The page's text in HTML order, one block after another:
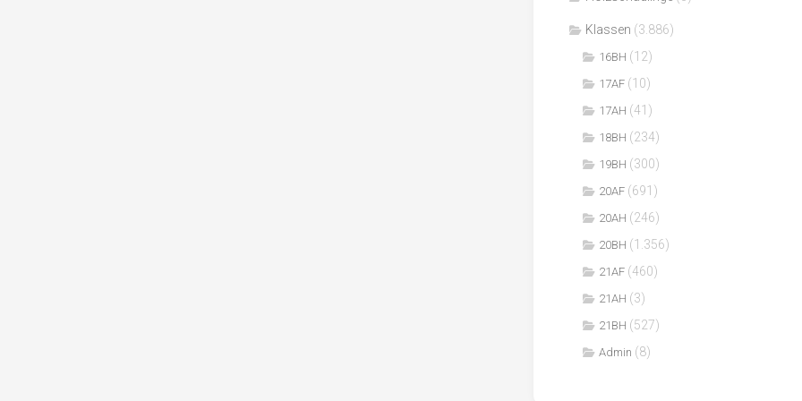
Klassen (3.886)
16BH (12)
17AF (10)
17AH (41)
18BH (234)
19BH (300)
20AF (691)
20AH (246)
20BH (1.356)
21AF (460)
21AH (3)
21BH (527)
Admin (8)